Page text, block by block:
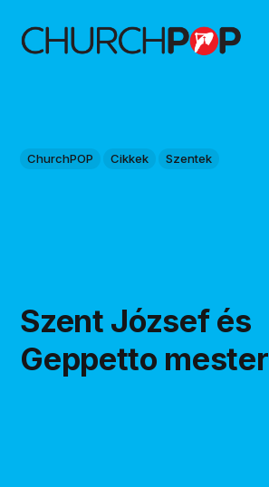
ChurchPOP Cikkek Szentek
Szent József és
Geppetto mester